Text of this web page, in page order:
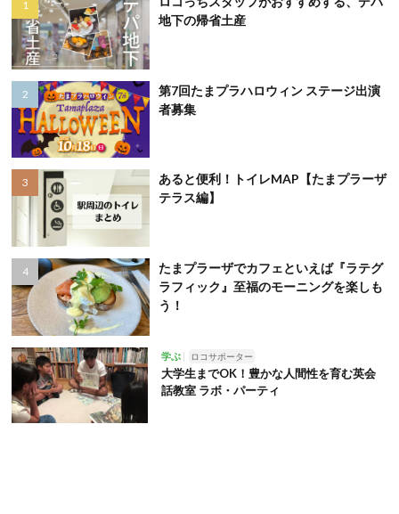
地下の帰省土産
第7回たまプラハロウィン ステージ出演
者募集
あると便利！トイレMAP【たまプラーザ
テラス編】
たまプラーザでカフェといえば『ラテグ
ラフィック』至福のモーニングを楽しも
う！
学ぶ ロコサポーター
大学生までOK！豊かな人間性を育む英会
話教室 ラボ・パーティ